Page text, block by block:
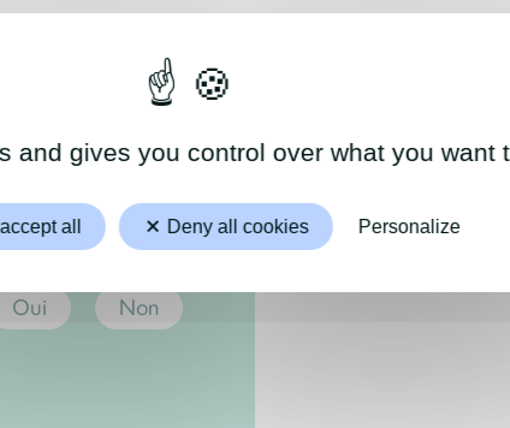
Oui Non
and gives you control over what you want
all Deny all cookies Personalize